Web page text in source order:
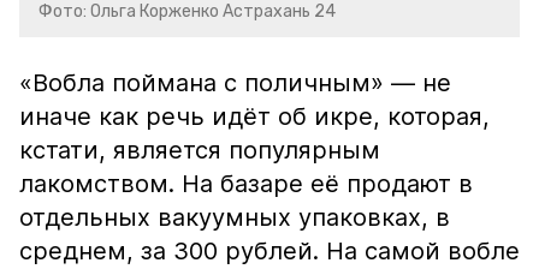
Фото: Ольга Корженко Астрахань 24
«Вобла поймана с поличным» — не
иначе как речь идёт об икре, которая,
кстати, является популярным
лакомством. На базаре её продают в
отдельных вакуумных упаковках, в
среднем, за 300 рублей. На самой вобле